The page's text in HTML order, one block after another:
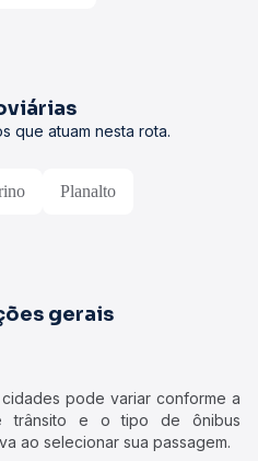
que atuam nesta rota.
Planalto
gerais
pode variar conforme a
trânsito e o tipo de ônibus
ao selecionar sua passagem.